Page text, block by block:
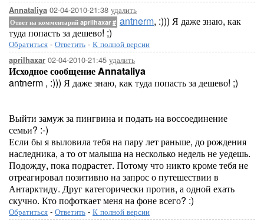
Annataliya 02-04-2010-21:38 удалить
Ответ на комментарий aprilhaxar # antnerm, :))) Я даже знаю, как
туда попасть за дешево! ;)
Обратиться - Ответить - К полной версии
aprilhaxar 02-04-2010-21:45 удалить
Исходное сообщение Annataliya
antnerm , :))) Я даже знаю, как туда попасть за дешево! ;)
Выйти замуж за пингвина и подать на воссоединение
семьи? :-)
Если бы я выловила тебя на пару лет раньше, до рождения
наследника, а то от малыша на несколько недель не уедешь.
Подожду, пока подрастет. Потому что никто кроме тебя не
отреагировал позитивно на запрос о путешествии в
Антарктиду. Друг категорически против, а одной ехать
скучно. Кто пофоткает меня на фоне всего? :)
Обратиться - Ответить - К полной версии